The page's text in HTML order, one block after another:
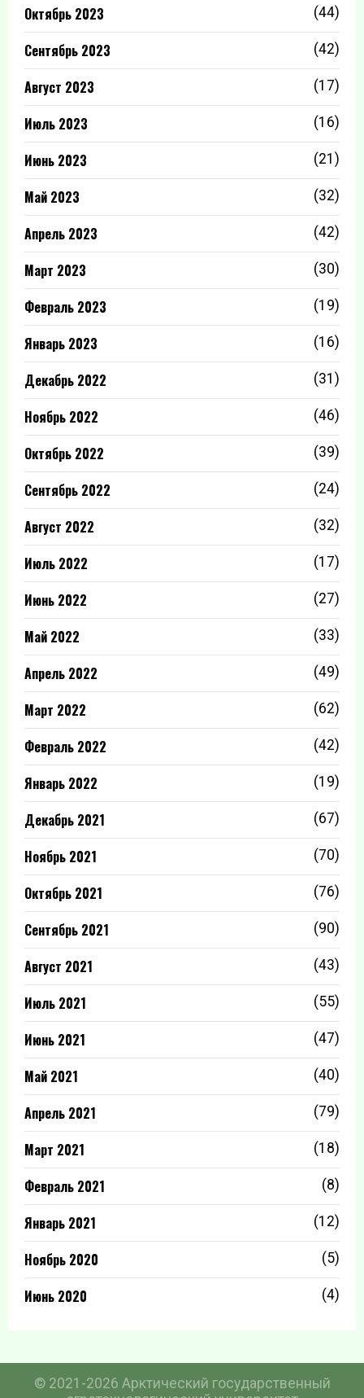
Октябрь 2023 (44)
Сентябрь 2023 (42)
Август 2023 (17)
Июль 2023 (16)
Июнь 2023 (21)
Май 2023 (32)
Апрель 2023 (42)
Март 2023 (30)
Февраль 2023 (19)
Январь 2023 (16)
Декабрь 2022 (31)
Ноябрь 2022 (46)
Октябрь 2022 (39)
Сентябрь 2022 (24)
Август 2022 (32)
Июль 2022 (17)
Июнь 2022 (27)
Май 2022 (33)
Апрель 2022 (49)
Март 2022 (62)
Февраль 2022 (42)
Январь 2022 (19)
Декабрь 2021 (67)
Ноябрь 2021 (70)
Октябрь 2021 (76)
Сентябрь 2021 (90)
Август 2021 (43)
Июль 2021 (55)
Июнь 2021 (47)
Май 2021 (40)
Апрель 2021 (79)
Март 2021 (18)
Февраль 2021 (8)
Январь 2021 (12)
Ноябрь 2020 (5)
Июнь 2020 (4)
© 2021-2026 Арктический государственный